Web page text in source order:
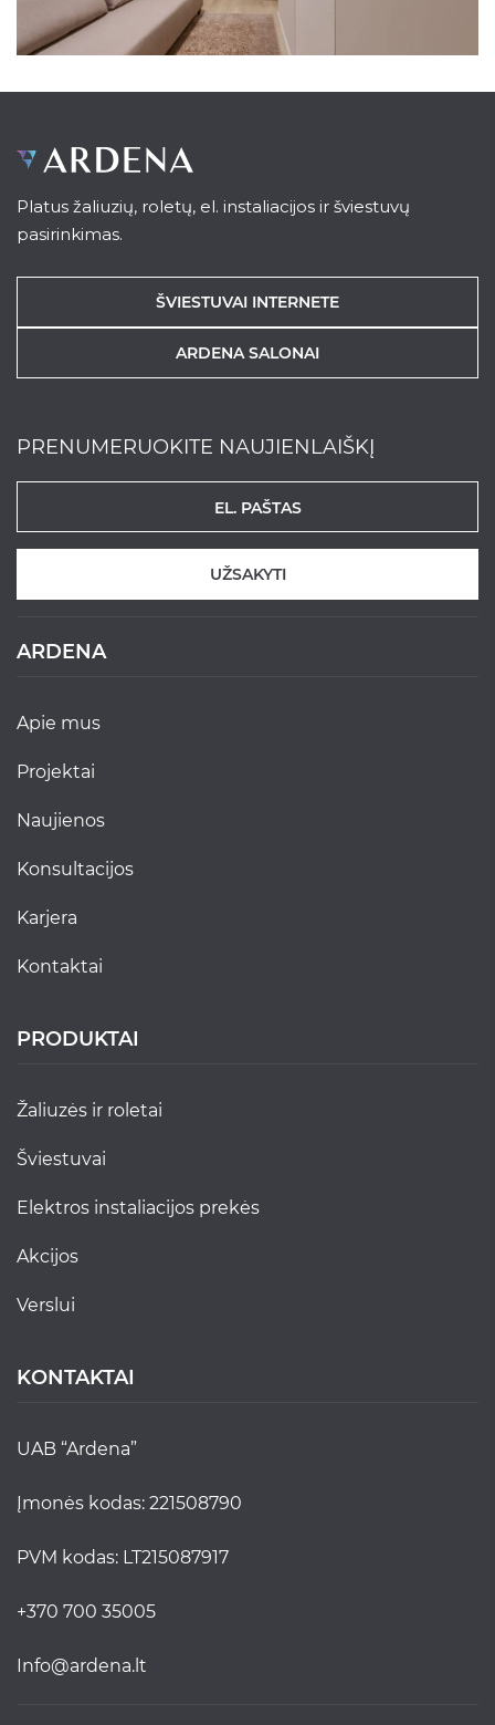
Platus žaliuzių, roletų, el. instaliacijos ir šviestuvų
pasirinkimas.
ŠVIESTUVAI INTERNETE
ARDENA SALONAI
PRENUMERUOKITE NAUJIENLAIŠKĮ
UŽSAKYTI
ARDENA
apie mus
projektai
naujienos
konsultacijos
karjera
kontaktai
PRODUKTAI
žaliuzės ir roletai
šviestuvai
elektros instaliacijos prekės
akcijos
verslui
KONTAKTAI
UAB “Ardena”
Įmonės kodas: 221508790
PVM kodas: LT215087917
+370 700 35005
info@ardena.lt